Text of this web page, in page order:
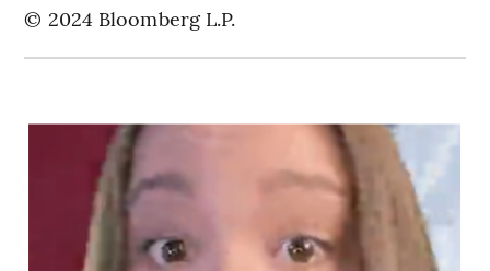
© 2024 Bloomberg L.P.